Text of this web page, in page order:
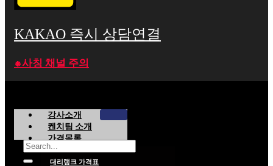
KAKAO 즉시 상담연결
⁕사칭 채널 주의
강사소개
켄치팀 소개
가격목록
대리랭크 가격표